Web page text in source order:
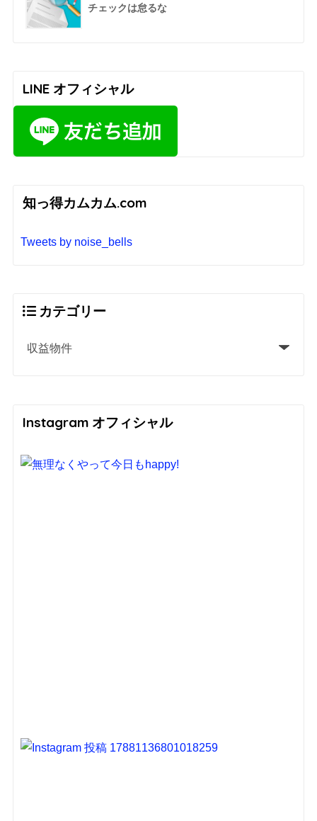
チェックは怠るな
LINE オフィシャル
知っ得カムカム.com
Tweets by noise_bells
カテゴリー
Instagram オフィシャル